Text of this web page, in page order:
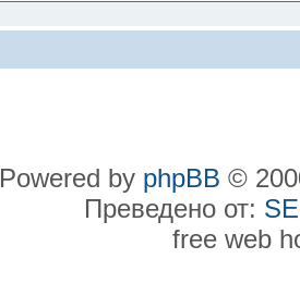
Powered by phpBB ©
Преведено от:
free web